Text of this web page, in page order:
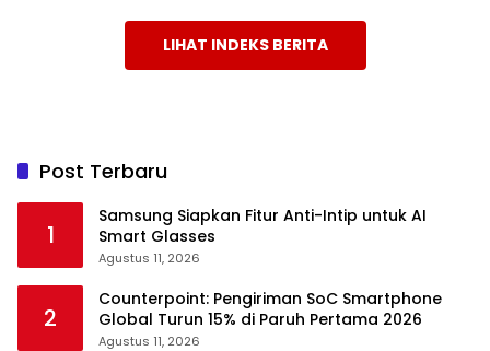
LIHAT INDEKS BERITA
Post Terbaru
1
Samsung Siapkan Fitur Anti-Intip untuk AI
Smart Glasses
Agustus 11, 2026
2
Counterpoint: Pengiriman SoC Smartphone
Global Turun 15% di Paruh Pertama 2026
Agustus 11, 2026